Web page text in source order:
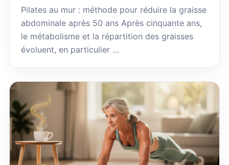
Pilates au mur : méthode pour réduire la graisse
abdominale après 50 ans Après cinquante ans,
le métabolisme et la répartition des graisses
évoluent, en particulier …